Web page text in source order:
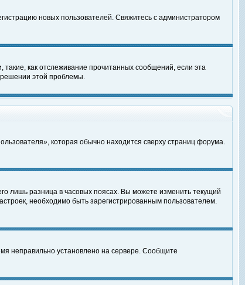
новых пользователей. Свяжитесь с администратором
как отслеживание прочитанных сообщений, если эта
этой проблемы.
которая обычно находится сверху страниц форума.
лишь разница в часовых поясах. Вы можете изменить текущий
необходимо быть зарегистрированным пользователем.
неправильно установлено на сервере. Сообщите